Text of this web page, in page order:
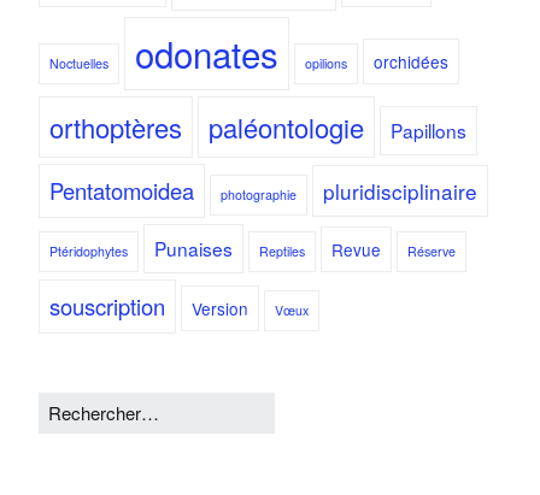
Noctuelles odonates opilions orchidées
orthoptères paléontologie Papillons
Pentatomoidea photographie pluridisciplinaire
Ptéridophytes Punaises Reptiles Revue Réserve
souscription Version Vœux